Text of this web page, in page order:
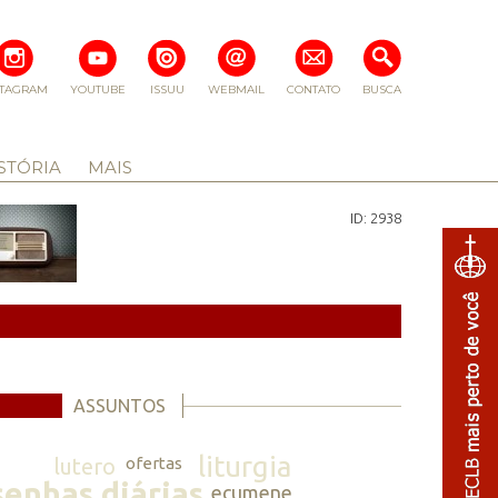
BUSCA
CONTATO
WEBMAIL
ISSUU
YOUTUBE
MAIS
ID: 2938
ASSUNTOS
lutero ofertas liturgia
ecumene